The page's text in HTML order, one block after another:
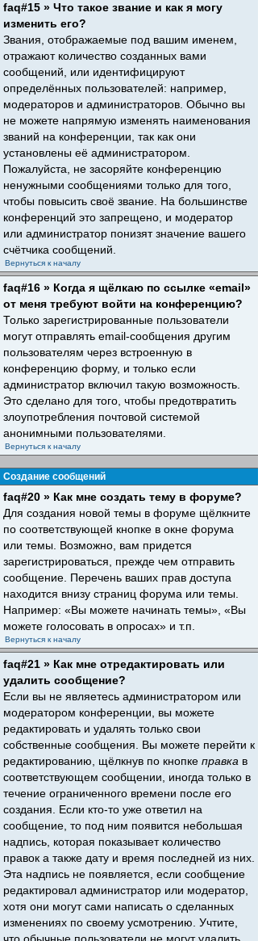
faq#15 » Что такое звание и как я могу
изменить его?
Звания, отображаемые под вашим именем,
отражают количество созданных вами
сообщений, или идентифицируют
определённых пользователей: например,
модераторов и администраторов. Обычно вы
не можете напрямую изменять наименования
званий на конференции, так как они
установлены её администратором.
Пожалуйста, не засоряйте конференцию
ненужными сообщениями только для того,
чтобы повысить своё звание. На большинстве
конференций это запрещено, и модератор
или администратор понизят значение вашего
счётчика сообщений.
Вернуться к началу
faq#16 » Когда я щёлкаю по ссылке «email»
от меня требуют войти на конференцию?
Только зарегистрированные пользователи
могут отправлять email-сообщения другим
пользователям через встроенную в
конференцию форму, и только если
администратор включил такую возможность.
Это сделано для того, чтобы предотвратить
злоупотребления почтовой системой
анонимными пользователями.
Вернуться к началу
Создание сообщений
faq#20 » Как мне создать тему в форуме?
Для создания новой темы в форуме щёлкните
по соответствующей кнопке в окне форума
или темы. Возможно, вам придется
зарегистрироваться, прежде чем отправить
сообщение. Перечень ваших прав доступа
находится внизу страниц форума или темы.
Например: «Вы можете начинать темы», «Вы
можете голосовать в опросах» и т.п.
Вернуться к началу
faq#21 » Как мне отредактировать или
удалить сообщение?
Если вы не являетесь администратором или
модератором конференции, вы можете
редактировать и удалять только свои
собственные сообщения. Вы можете перейти к
редактированию, щёлкнув по кнопке правка в
соответствующем сообщении, иногда только в
течение ограниченного времени после его
создания. Если кто-то уже ответил на
сообщение, то под ним появится небольшая
надпись, которая показывает количество
правок а также дату и время последней из них.
Эта надпись не появляется, если сообщение
редактировал администратор или модератор,
хотя они могут сами написать о сделанных
изменениях по своему усмотрению. Учтите,